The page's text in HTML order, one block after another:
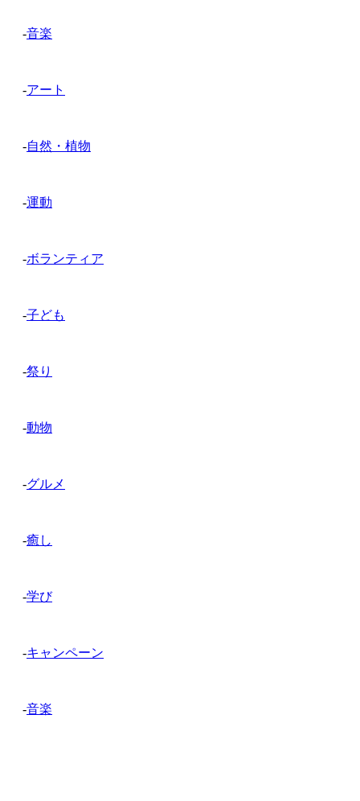
-音楽
-アート
-自然・植物
-運動
-ボランティア
-子ども
-祭り
-動物
-グルメ
-癒し
-学び
-キャンペーン
-音楽